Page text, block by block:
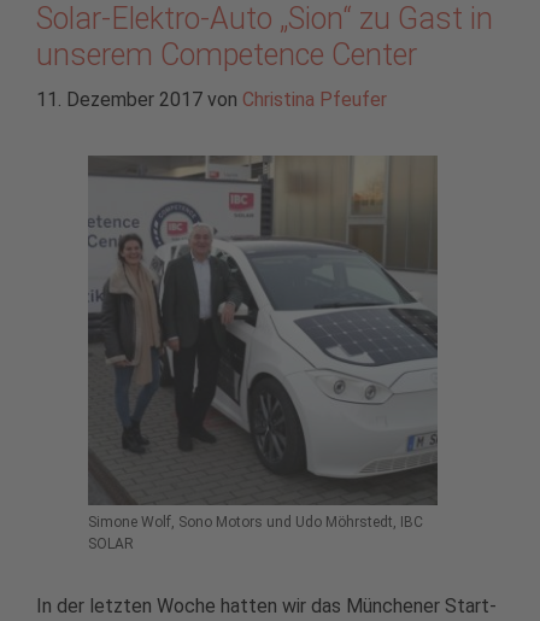
Solar-Elektro-Auto „Sion“ zu Gast in
unserem Competence Center
11. Dezember 2017 von Christina Pfeufer
Simone Wolf, Sono Motors und Udo Möhrstedt, IBC
SOLAR
In der letzten Woche hatten wir das Münchener Start-